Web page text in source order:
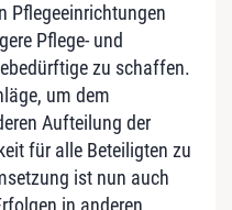
Pflegeeinrichtungen
Pflege- und
zu schaffen.
um dem
Aufteilung der
für alle Beteiligten zu
ist nun auch
in anderen